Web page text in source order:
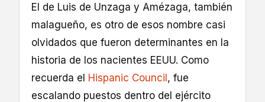
El de Luis de Unzaga y Amézaga, también
malagueño, es otro de esos nombre casi
olvidados que fueron determinantes en la
historia de los nacientes EEUU. Como
recuerda el Hispanic Council, fue
escalando puestos dentro del ejército